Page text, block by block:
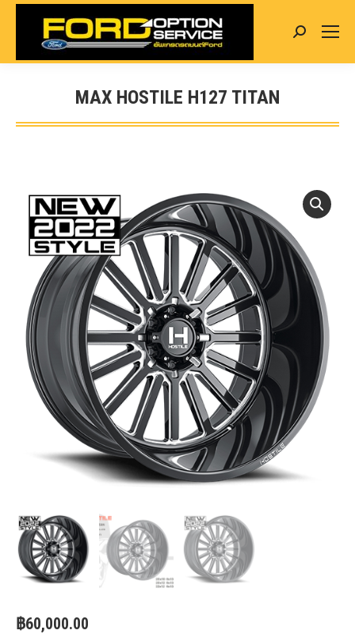
Search:
MAX HOSTILE H127 TITAN
You are here:
฿60,000.00